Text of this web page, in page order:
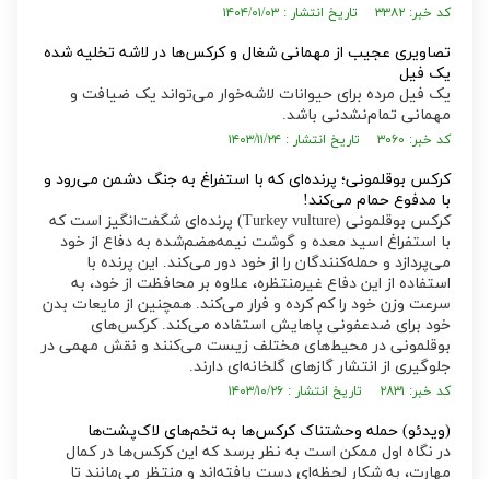
کد خبر: ۳۳۸۲ تاریخ انتشار : ۱۴۰۴/۰۱/۰۳
تصاویری عجیب از مهمانی شغال و کرکس‌ها در لاشه تخلیه شده
یک فیل
یک فیل مرده برای حیوانات لاشه‌خوار می‌تواند یک ضیافت و
مهمانی تمام‌نشدنی باشد.
کد خبر: ۳۰۶۰ تاریخ انتشار : ۱۴۰۳/۱۱/۲۴
کرکس بوقلمونی؛ پرنده‌ای که با استفراغ به جنگ دشمن می‌رود و
با مدفوع حمام می‌کند!
کرکس بوقلمونی (Turkey vulture) پرنده‌ای شگفت‌انگیز است که
با استفراغ اسید معده و گوشت نیمه‌هضم‌شده به دفاع از خود
می‌پردازد و حمله‌کنندگان را از خود دور می‌کند. این پرنده با
استفاده از این دفاع غیرمنتظره، علاوه بر محافظت از خود، به
سرعت وزن خود را کم کرده و فرار می‌کند. همچنین از مایعات بدن
خود برای ضدعفونی پاهایش استفاده می‌کند. کرکس‌های
بوقلمونی در محیط‌های مختلف زیست می‌کنند و نقش مهمی در
جلوگیری از انتشار گاز‌های گلخانه‌ای دارند.
کد خبر: ۲۸۳۱ تاریخ انتشار : ۱۴۰۳/۱۰/۲۶
(ویدئو) حمله وحشتناک کرکس‌ها به تخم‌های لاک‌پشت‌ها
در نگاه اول ممکن است به نظر برسد که این کرکس‌ها در کمال
مهارت، به شکار لحظه‌ای دست یافته‌اند و منتظر می‌مانند تا